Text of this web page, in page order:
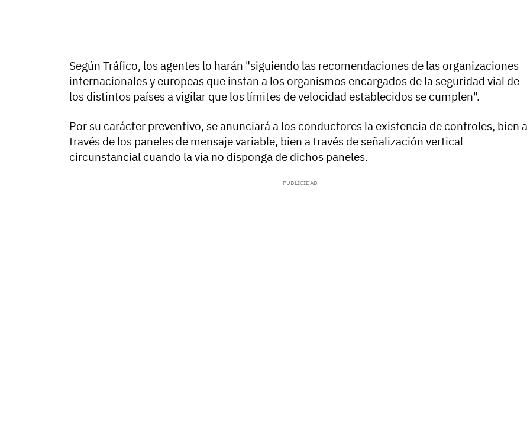
Según Tráfico, los agentes lo harán "siguiendo las recomendaciones de las organizaciones
internacionales y europeas que instan a los organismos encargados de la seguridad vial de
los distintos países a vigilar que los límites de velocidad establecidos se cumplen".
Por su carácter preventivo, se anunciará a los conductores la existencia de controles, bien a
través de los paneles de mensaje variable, bien a través de señalización vertical
circunstancial cuando la vía no disponga de dichos paneles.